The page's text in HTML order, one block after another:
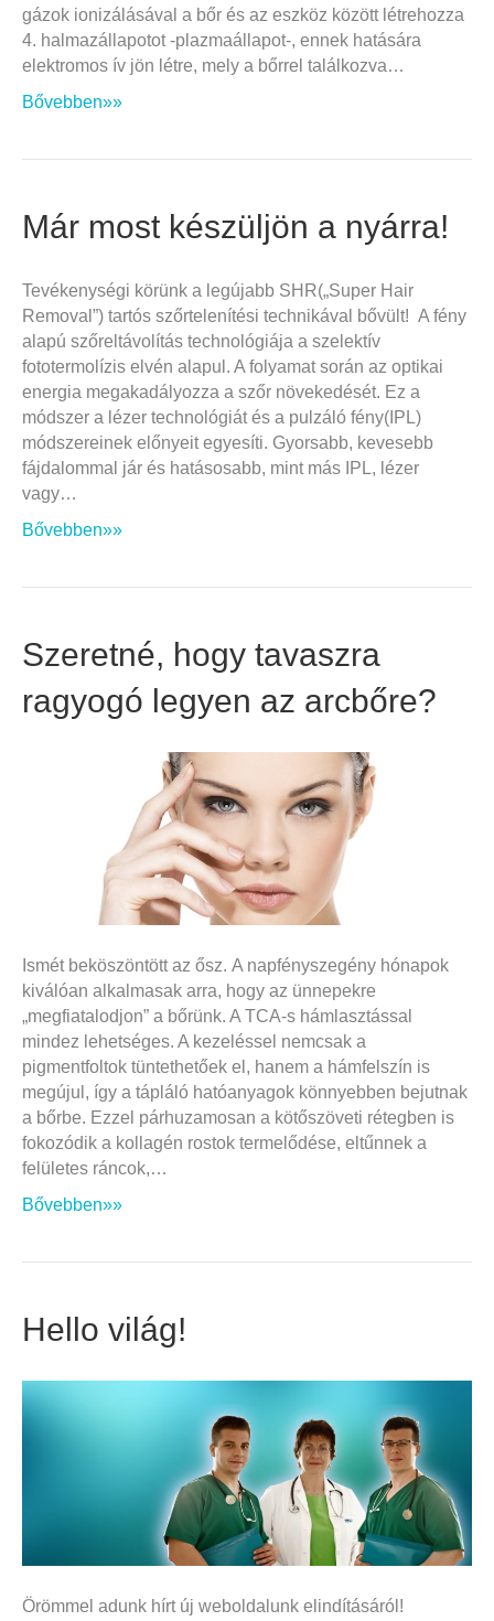
gázok ionizálásával a bőr és az eszköz között létrehozza
4. halmazállapotot -plazmaállapot-, ennek hatására
elektromos ív jön létre, mely a bőrrel találkozva…
Bővebben»»
Már most készüljön a nyárra!
Tevékenységi körünk a legújabb SHR(„Super Hair
Removal”) tartós szőrtelenítési technikával bővült! A fény
alapú szőreltávolítás technológiája a szelektív
fototermolízis elvén alapul. A folyamat során az optikai
energia megakadályozza a szőr növekedését. Ez a
módszer a lézer technológiát és a pulzáló fény(IPL)
módszereinek előnyeit egyesíti. Gyorsabb, kevesebb
fájdalommal jár és hatásosabb, mint más IPL, lézer
vagy…
Bővebben»»
Szeretné, hogy tavaszra
ragyogó legyen az arcbőre?
Ismét beköszöntött az ősz. A napfényszegény hónapok
kiválóan alkalmasak arra, hogy az ünnepekre
„megfiatalodjon” a bőrünk. A TCA-s hámlasztással
mindez lehetséges. A kezeléssel nemcsak a
pigmentfoltok tüntethetőek el, hanem a hámfelszín is
megújul, így a tápláló hatóanyagok könnyebben bejutnak
a bőrbe. Ezzel párhuzamosan a kötőszöveti rétegben is
fokozódik a kollagén rostok termelődése, eltűnnek a
felületes ráncok,…
Bővebben»»
Hello világ!
Örömmel adunk hírt új weboldalunk elindításáról!